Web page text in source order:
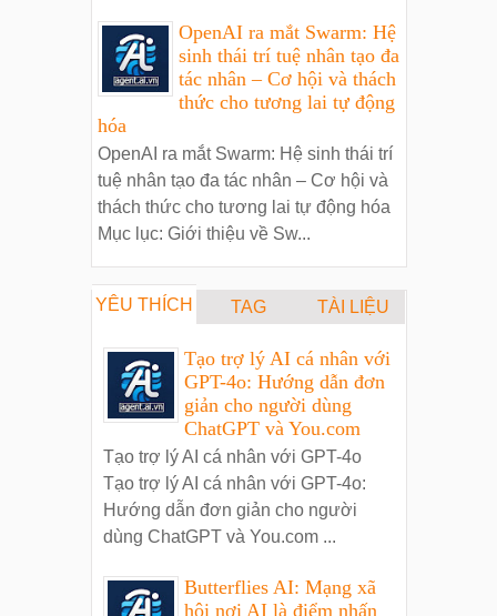
OpenAI ra mắt Swarm: Hệ
sinh thái trí tuệ nhân tạo đa
tác nhân – Cơ hội và thách
thức cho tương lai tự động
hóa
OpenAI ra mắt Swarm: Hệ sinh thái trí
tuệ nhân tạo đa tác nhân – Cơ hội và
thách thức cho tương lai tự động hóa
Mục lục: Giới thiệu về Sw...
YÊU THÍCH TAG TÀI LIỆU
Tạo trợ lý AI cá nhân với
GPT-4o: Hướng dẫn đơn
giản cho người dùng
ChatGPT và You.com
Tạo trợ lý AI cá nhân với GPT-4o
Tạo trợ lý AI cá nhân với GPT-4o:
Hướng dẫn đơn giản cho người
dùng ChatGPT và You.com ...
Butterflies AI: Mạng xã
hội nơi AI là điểm nhấn